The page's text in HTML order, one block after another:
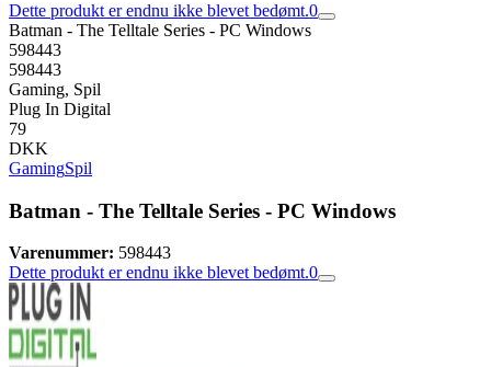
Dette produkt er endnu ikke blevet bedømt.0
Batman - The Telltale Series - PC Windows
598443
598443
Gaming, Spil
Plug In Digital
79
DKK
GamingSpil
Batman - The Telltale Series - PC Windows
Varenummer: 598443
Dette produkt er endnu ikke blevet bedømt.0